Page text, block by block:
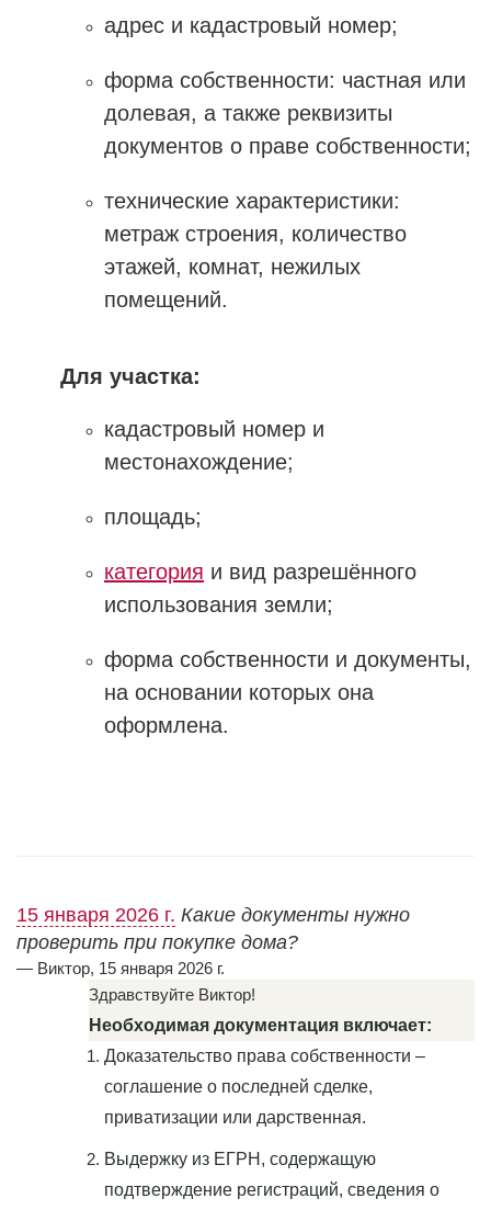
адрес и кадастровый номер;
форма собственности: частная или
долевая, а также реквизиты
документов о праве собственности;
технические характеристики:
метраж строения, количество
этажей, комнат, нежилых
помещений.
Для участка:
кадастровый номер и
местонахождение;
площадь;
категория и вид разрешённого
использования земли;
форма собственности и документы,
на основании которых она
оформлена.
15 января 2026 г. Какие документы нужно
проверить при покупке дома?
— Виктор, 15 января 2026 г.
Здравствуйте Виктор!
Необходимая документация включает:
Доказательство права собственности –
соглашение о последней сделке,
приватизации или дарственная.
Выдержку из ЕГРН, содержащую
подтверждение регистраций, сведения о